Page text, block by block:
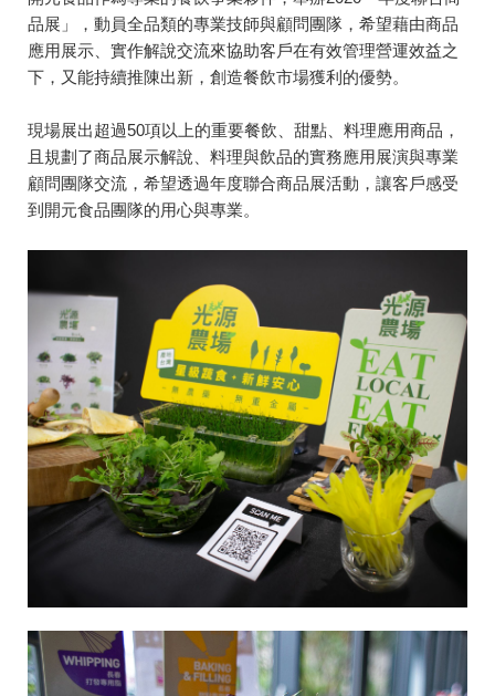
品展」，動員全品類的專業技師與顧問團隊，希望藉由商品
應用展示、實作解說交流來協助客戶在有效管理營運效益之
下，又能持續推陳出新，創造餐飲市場獲利的優勢。
現場展出超過50項以上的重要餐飲、甜點、料理應用商品，
且規劃了商品展示解說、料理與飲品的實務應用展演與專業
顧問團隊交流，希望透過年度聯合商品展活動，讓客戶感受
到開元食品團隊的用心與專業。